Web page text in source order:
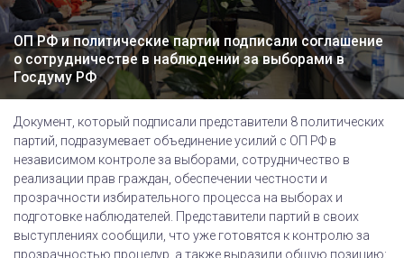
ОП РФ и политические партии подписали соглашение
о сотрудничестве в наблюдении за выборами в
Госдуму РФ
Документ, который подписали представители 8 политических
партий, подразумевает объединение усилий с ОП РФ в
независимом контроле за выборами, сотрудничество в
реализации прав граждан, обеспечении честности и
прозрачности избирательного процесса на выборах и
подготовке наблюдателей. Представители партий в своих
выступлениях сообщили, что уже готовятся к контролю за
прозрачностью процедур, а также выразили общую позицию: